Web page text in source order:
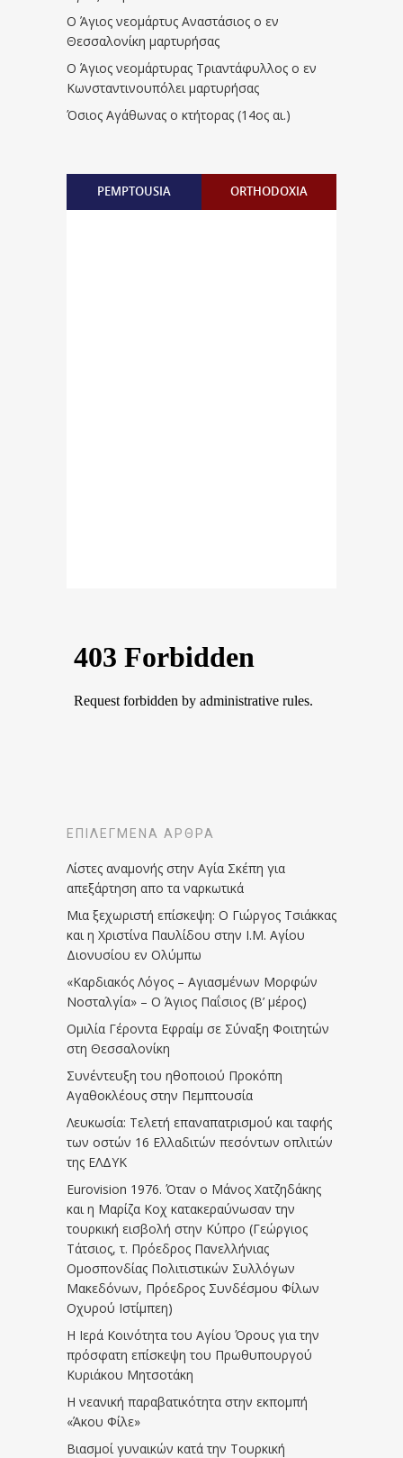
Ο Άγιος νεομάρτυς Αναστάσιος ο εν
Θεσσαλονίκη μαρτυρήσας
Ο Άγιος νεομάρτυρας Τριαντάφυλλος ο εν
Κωνσταντινουπόλει μαρτυρήσας
Όσιος Αγάθωνας ο κτήτορας (14ος αι.)
PEMPTOUSIA ORTHODOXIA
ΕΠΙΛΕΓΜΈΝΑ ΆΡΘΡΑ
Λίστες αναμονής στην Αγία Σκέπη για
απεξάρτηση απο τα ναρκωτικά
Μια ξεχωριστή επίσκεψη: Ο Γιώργος Τσιάκκας
και η Χριστίνα Παυλίδου στην Ι.Μ. Αγίου
Διονυσίου εν Ολύμπω
«Καρδιακός Λόγος – Αγιασμένων Μορφών
Νοσταλγία» – Ο Άγιος Παΐσιος (Β’ μέρος)
Ομιλία Γέροντα Εφραίμ σε Σύναξη Φοιτητών
στη Θεσσαλονίκη
Συνέντευξη του ηθοποιού Προκόπη
Αγαθοκλέους στην Πεμπτουσία
Λευκωσία: Τελετή επαναπατρισμού και ταφής
των οστών 16 Ελλαδιτών πεσόντων οπλιτών
της ΕΛΔΥΚ
Eurovision 1976. Όταν ο Μάνος Χατζηδάκης
και η Μαρίζα Κοχ κατακεραύνωσαν την
τουρκική εισβολή στην Κύπρο (Γεώργιος
Τάτσιος, τ. Πρόεδρος Πανελλήνιας
Ομοσπονδίας Πολιτιστικών Συλλόγων
Μακεδόνων, Πρόεδρος Συνδέσμου Φίλων
Οχυρού Ιστίμπεη)
Η Ιερά Κοινότητα του Αγίου Όρους για την
πρόσφατη επίσκεψη του Πρωθυπουργού
Κυριάκου Μητσοτάκη
Η νεανική παραβατικότητα στην εκπομπή
«Άκου Φίλε»
Βιασμοί γυναικών κατά την Τουρκική